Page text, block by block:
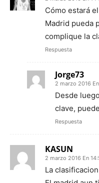
Cómo estará
Madrid pueda
complique la
Respuesta
Jorge73
2 marzo 2016
Desde
clave,
Respuesta
KASUN
2 marzo 2016 En
La